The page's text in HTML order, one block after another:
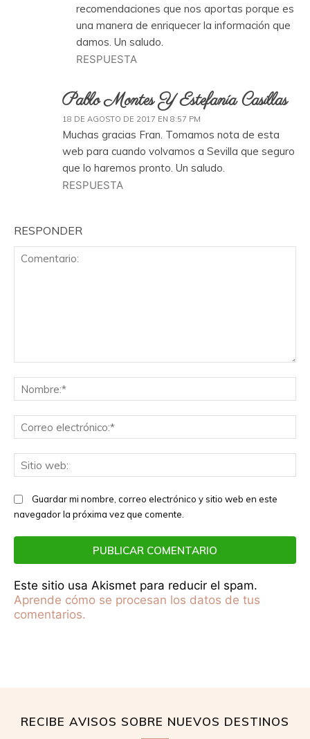
recomendaciones que nos aportas porque es
una manera de enriquecer la información que
damos. Un saludo.
RESPUESTA
Pablo Montes Y Estefanía Casillas
18 DE AGOSTO DE 2017 EN 8:57 PM
Muchas gracias Fran. Tomamos nota de esta
web para cuando volvamos a Sevilla que seguro
que lo haremos pronto. Un saludo.
RESPUESTA
RESPONDER
Guardar mi nombre, correo electrónico y sitio web en este
navegador la próxima vez que comente.
Este sitio usa Akismet para reducir el spam.
Aprende cómo se procesan los datos de tus
comentarios.
RECIBE AVISOS SOBRE NUEVOS DESTINOS